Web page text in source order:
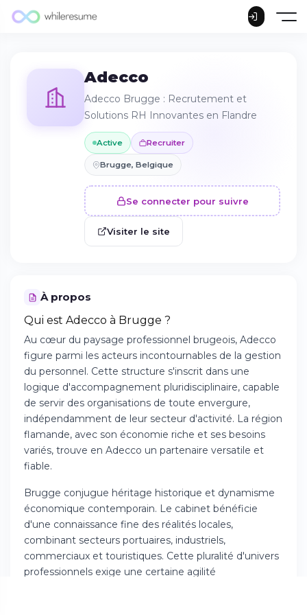
Adecco
Adecco Brugge : Recrutement et
Solutions RH Innovantes en Flandre
Active Recruiter
Brugge, Belgique
Se connecter pour suivre
Visiter le site
À propos
Qui est Adecco à Brugge ?
Au cœur du paysage professionnel brugeois, Adecco
figure parmi les acteurs incontournables de la gestion
du personnel. Cette structure s'inscrit dans une
logique d'accompagnement pluridisciplinaire, capable
de servir des organisations de toute envergure,
indépendamment de leur secteur d'activité. La région
flamande, avec son économie riche et ses besoins
variés, trouve en Adecco un partenaire versatile et
fiable.
Brugge conjugue héritage historique et dynamisme
économique contemporain. Le cabinet bénéficie
d'une connaissance fine des réalités locales,
combinant secteurs portuaires, industriels,
commerciaux et touristiques. Cette pluralité d'univers
professionnels exige une certaine agilité